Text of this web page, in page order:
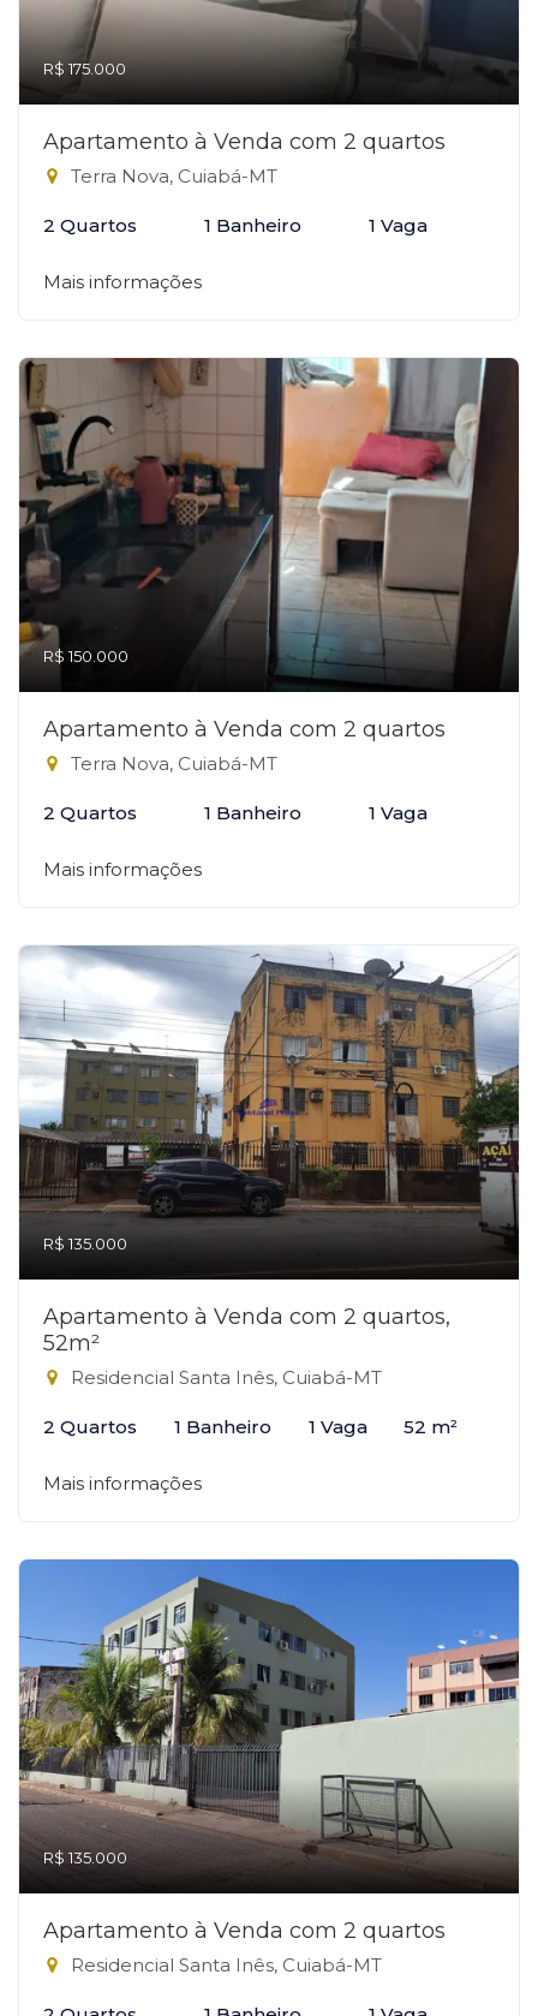
R$ 175.000
Apartamento à Venda com 2 quartos
Terra Nova, Cuiabá-MT
2 Quartos 1 Banheiro 1 Vaga
Mais informações
R$ 150.000
Apartamento à Venda com 2 quartos
Terra Nova, Cuiabá-MT
2 Quartos 1 Banheiro 1 Vaga
Mais informações
R$ 135.000
Apartamento à Venda com 2 quartos,
52m²
Residencial Santa Inês, Cuiabá-MT
2 Quartos 1 Banheiro 1 Vaga 52 m²
Mais informações
R$ 135.000
Apartamento à Venda com 2 quartos
Residencial Santa Inês, Cuiabá-MT